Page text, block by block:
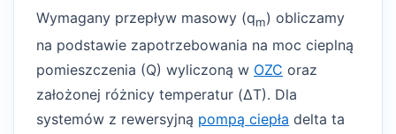
Wymagany przepływ masowy (qm) obliczamy
na podstawie zapotrzebowania na moc cieplną
pomieszczenia (Q) wyliczoną w OZC oraz
założonej różnicy temperatur (ΔT). Dla
systemów z rewersyjną pompą ciepła delta ta